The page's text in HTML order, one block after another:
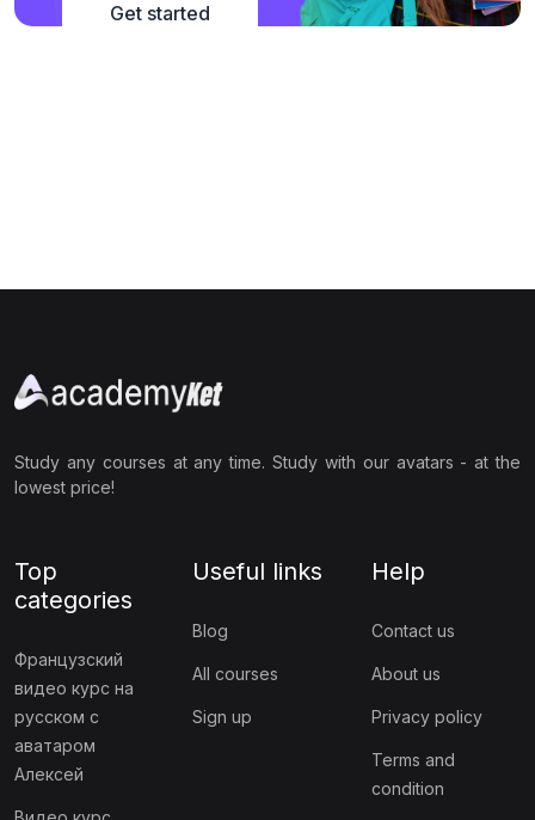
Get started
Study any courses at any time. Study with our avatars - at the
lowest price!
Top
categories
Французский
видео курс на
русском с
аватаром
Алексей
Useful links
Blog
All courses
Sign up
Help
Contact us
About us
Privacy policy
Terms and
condition